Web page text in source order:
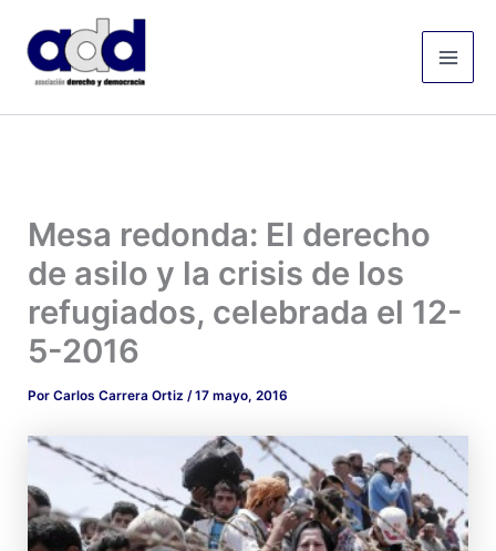
contenido
Mesa redonda: El derecho
de asilo y la crisis de los
refugiados, celebrada el 12-
5-2016
PorCarlos Carrera Ortiz/17 mayo, 2016